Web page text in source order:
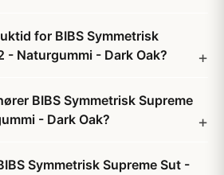
for BIBS Symmetrisk
- Naturgummi - Dark Oak?
BIBS Symmetrisk Supreme
- Dark Oak?
Symmetrisk Supreme Sut -